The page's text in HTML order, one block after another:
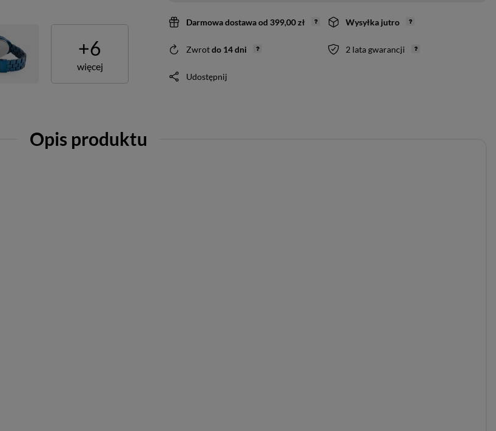
+6
więcej
Darmowa dostawaod 399,00 zł Wysyłka jutro
Zwrotdo 14dni 2 lata gwarancji
Udostępnij
Opis produktu